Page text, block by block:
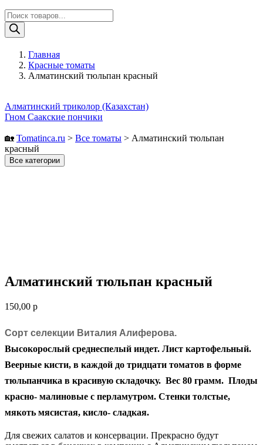
Поиск
товаров
Главная
Красные томаты
Алматинский тюльпан красный
Алматинский триколор (Казахстан)
Гном Саакские пончики
🏡 Tomatinсa.ru > Все томаты > Алматинский тюльпан
красный
Все категории
Алматинский тюльпан красный
150,00 р
Сорт селекции Виталия Алиферова.
Высокорослый среднеспелый индет. Лист картофельный.
Веерные кисти, в каждой до тридцати томатов в форме
тюльпанчика в красивую складочку. Вес 80 грамм. Плоды
красно- малиновые с перламутром. Стенки толстые,
мякоть мясистая, кисло- сладкая.
Для свежих салатов и консервации. Прекрасно будут